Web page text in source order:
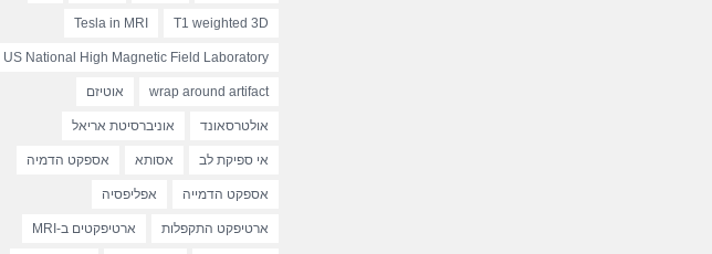
T1 weighted 3D
Tesla in MRI
US National High Magnetic Field Laboratory
wrap around artifact אוטיזם
אולטרסאונד אוניברסיטת אריאל
אי ספיקת לב אסותא אספקט הדמיה
אספקט הדמייה אפליפסיה
ארטיפקט התקפלות ארטיפקטים ב-MRI